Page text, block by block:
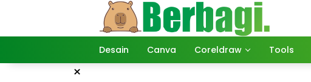
Desain Canva Coreldraw Tools
×